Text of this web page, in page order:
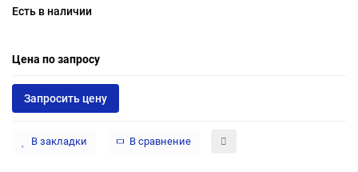
Есть в наличии
Цена по запросу
Запросить цену
В закладки В сравнение